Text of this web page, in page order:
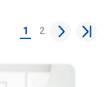
1 2